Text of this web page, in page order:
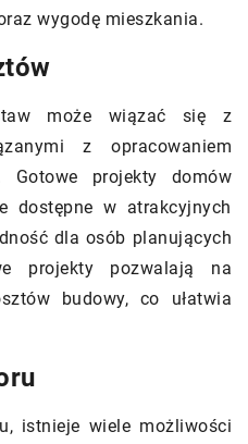
wygodę mieszkania.
może wiązać się z
z opracowaniem
Gotowe projekty domów
dostępne w atrakcyjnych
dla osób planujących
projekty pozwalają na
budowy, co ułatwia
istnieje wiele możliwości